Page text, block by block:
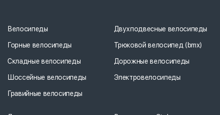
Велосипеды
Горные велосипеды
Складные велосипеды
Шоссейные велосипеды
Гравийные велосипеды
Двухподвесные велосипеды
Трюковой велосипед (bmx)
Дорожные велосипеды
Электровелосипеды